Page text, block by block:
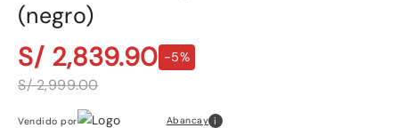
(negro)
S/ 2,839.90 -5%
S/ 2,999.00
Vendido por Abancay i